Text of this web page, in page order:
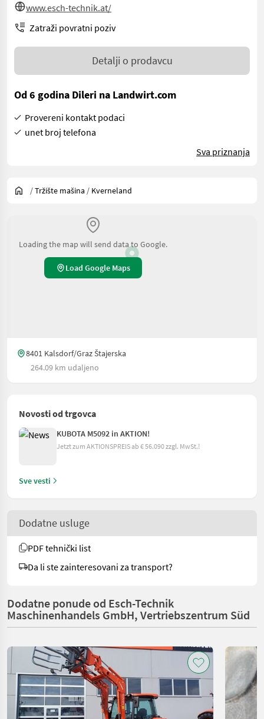
www.esch-technik.at/
Zatraži povratni poziv
Detalji o prodavcu
Od 6 godina Dileri na Landwirt.com
Provereni kontakt podaci
unet broj telefona
Sva priznanja
/Tržište mašina / Kverneland
Loading the map will send data to Google.
Load Google Maps
8401 Kalsdorf/Graz Štajerska
264.09 km udaljeno
Novosti od trgovca
KUBOTA M5092 in AKTION!
Jetzt zum AKTIONSPREIS ab € 56.090 zzgl. MwSt.!
Sve vesti
Dodatne usluge
PDF tehnički list
Da li ste zainteresovani za transport?
Dodatne ponude od Esch-Technik
Maschinenhandels GmbH, Vertriebszentrum Süd